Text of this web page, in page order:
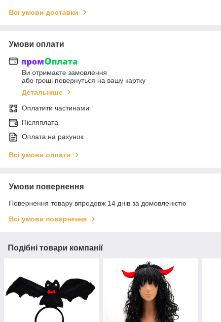
Всі умови доставки
Умови оплати
Ви отримаєте замовлення
або гроші повернуться на вашу картку
Детальніше
Оплатити частинами
Післяплата
Оплата на рахунок
Всі умови оплати
Умови повернення
Повернення товару впродовж 14 днів за домовленістю
Всі умови повернення
Подібні товари компанії